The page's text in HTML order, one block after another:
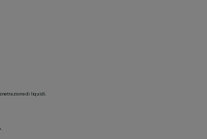
di liquidi.